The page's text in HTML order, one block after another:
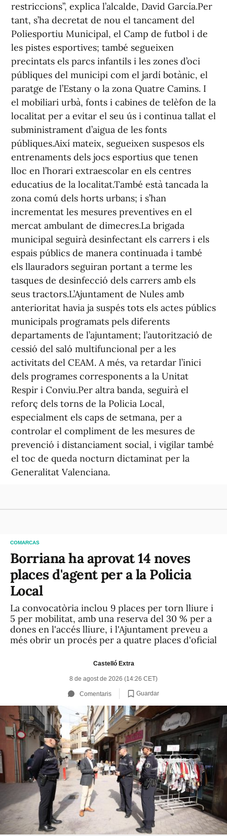
restriccions”, explica l’alcalde, David García.Per
tant, s’ha decretat de nou el tancament del
Poliesportiu Municipal, el Camp de futbol i de
les pistes esportives; també segueixen
precintats els parcs infantils i les zones d’oci
públiques del municipi com el jardí botànic, el
paratge de l’Estany o la zona Quatre Camins. I
el mobiliari urbà, fonts i cabines de telèfon de la
localitat per a evitar el seu ús i continua tallat el
subministrament d’aigua de les fonts
públiques.Així mateix, segueixen suspesos els
entrenaments dels jocs esportius que tenen
lloc en l’horari extraescolar en els centres
educatius de la localitat.També està tancada la
zona comú dels horts urbans; i s’han
incrementat les mesures preventives en el
mercat ambulant de dimecres.La brigada
municipal seguirà desinfectant els carrers i els
espais públics de manera continuada i també
els llauradors seguiran portant a terme les
tasques de desinfecció dels carrers amb els
seus tractors.L’Ajuntament de Nules amb
anterioritat havia ja suspés tots els actes públics
municipals programats pels diferents
departaments de l’ajuntament; l’autorització de
cessió del saló multifuncional per a les
activitats del CEAM. A més, va retardar l’inici
dels programes corresponents a la Unitat
Respir i Conviu.Per altra banda, seguirà el
reforç dels torns de la Policia Local,
especialment els caps de setmana, per a
controlar el compliment de les mesures de
prevenció i distanciament social, i vigilar també
el toc de queda nocturn dictaminat per la
Generalitat Valenciana.
COMARCAS
Borriana ha aprovat 14 noves
places d'agent per a la Policia
Local
La convocatòria inclou 9 places per torn lliure i
5 per mobilitat, amb una reserva del 30 % per a
dones en l'accés lliure, i l'Ajuntament preveu a
més obrir un procés per a quatre places d'oficial
Castelló Extra
8 de agost de 2026 (14:26 CET)
Comentaris Guardar